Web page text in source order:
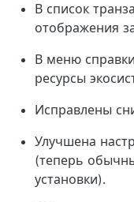
В список
отображения
В меню
ресурсы
Исправлены
Улучшена
(теперь
установки).